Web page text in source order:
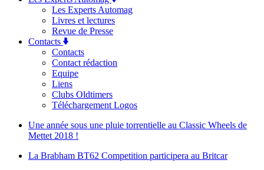
Les Experts Automag
Livres et lectures
Revue de Presse
Contacts
Contacts
Contact rédaction
Equipe
Liens
Clubs Oldtimers
Téléchargement Logos
Une année sous une pluie torrentielle au Classic Wheels de
Mettet 2018 !
La Brabham BT62 Competition participera au Britcar